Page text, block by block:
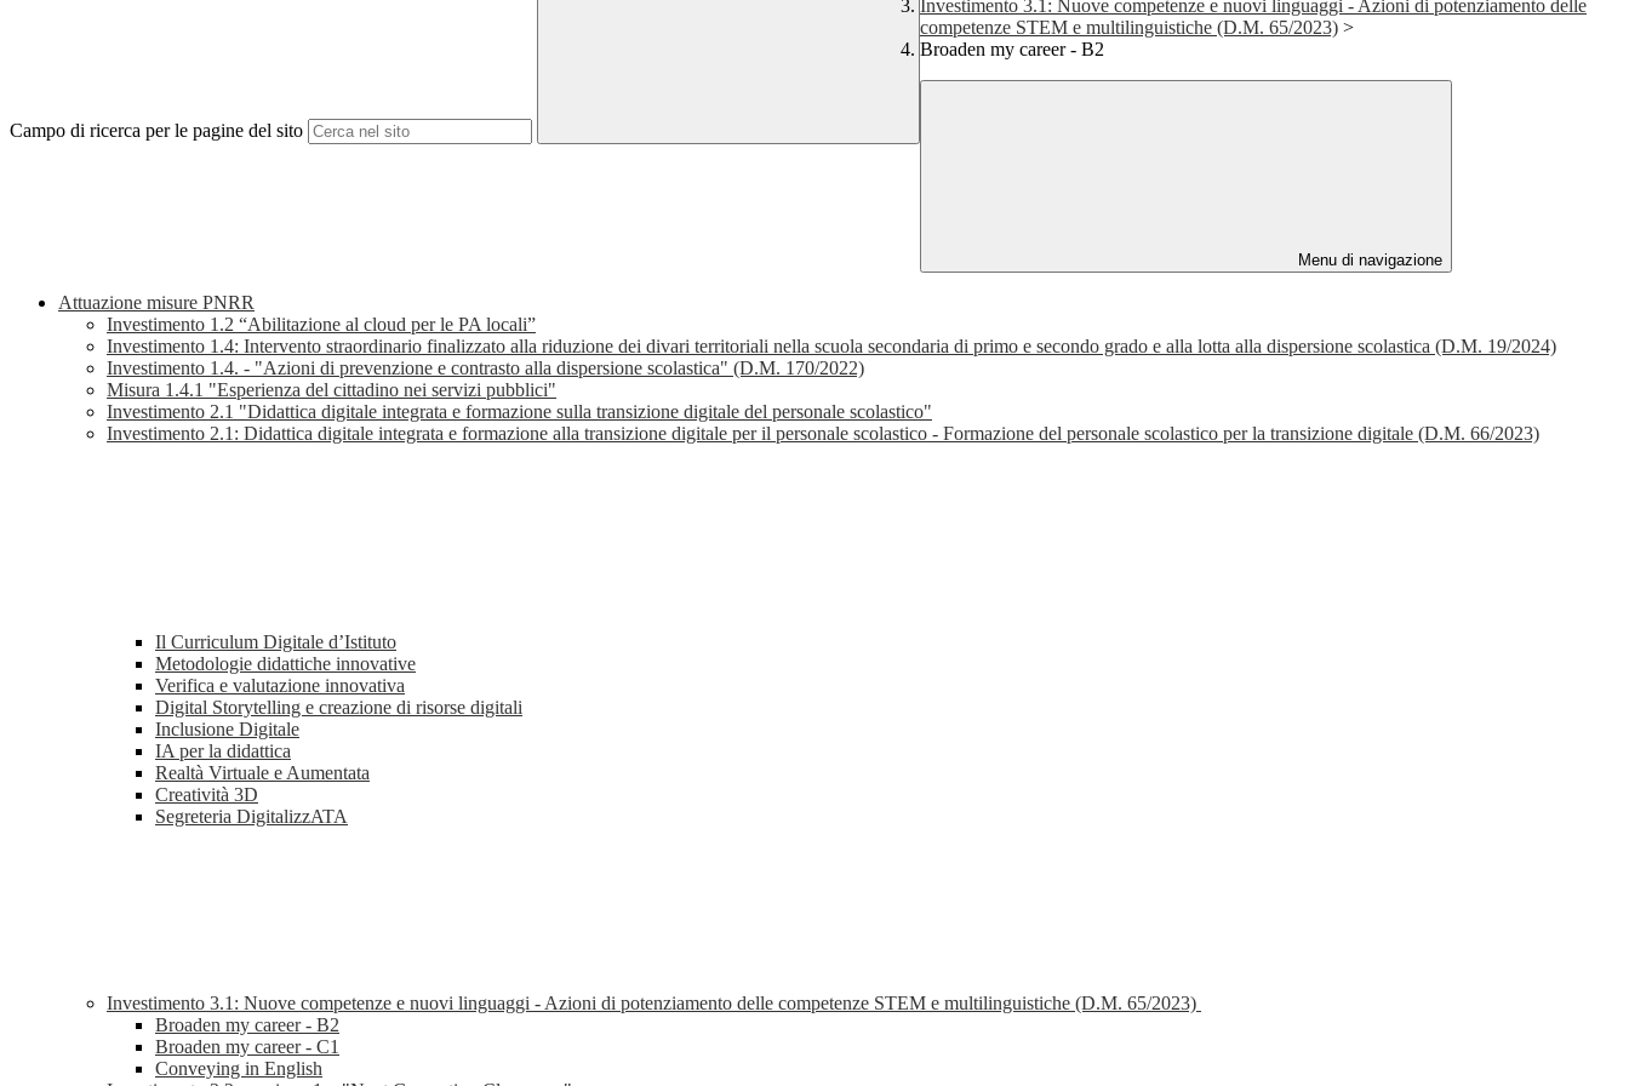
Campo di ricerca per le pagine del sito
Investimento 3.1: Nuove competenze e nuovi linguaggi - Azioni di potenziamento delle
competenze STEM e multilinguistiche (D.M. 65/2023) >
Broaden my career - B2
Menu di navigazione
Attuazione misure PNRR
Investimento 1.2 “Abilitazione al cloud per le PA locali”
Investimento 1.4: Intervento straordinario finalizzato alla riduzione dei divari territoriali nella scuola secondaria di primo e secondo grado e alla lotta alla dispersione scolastica (D.M. 19/2024)
Investimento 1.4. - "Azioni di prevenzione e contrasto alla dispersione scolastica" (D.M. 170/2022)
Misura 1.4.1 "Esperienza del cittadino nei servizi pubblici"
Investimento 2.1 "Didattica digitale integrata e formazione sulla transizione digitale del personale scolastico"
Investimento 2.1: Didattica digitale integrata e formazione alla transizione digitale per il personale scolastico - Formazione del personale scolastico per la transizione digitale (D.M. 66/2023)
Il Curriculum Digitale d’Istituto
Metodologie didattiche innovative
Verifica e valutazione innovativa
Digital Storytelling e creazione di risorse digitali
Inclusione Digitale
IA per la didattica
Realtà Virtuale e Aumentata
Creatività 3D
Segreteria DigitalizzATA
Investimento 3.1: Nuove competenze e nuovi linguaggi - Azioni di potenziamento delle competenze STEM e multilinguistiche (D.M. 65/2023)
Broaden my career - B2
Broaden my career - C1
Conveying in English